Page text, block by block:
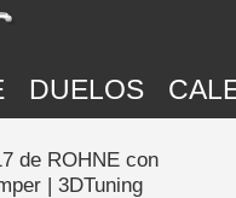
DUELOS
de ROHNE con
| 3DTuning